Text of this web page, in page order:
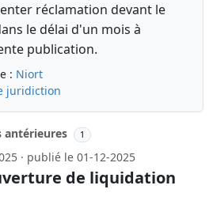
réclamation devant le
le délai d'un mois à
publication.
: Niort
juridiction
antérieures 1
· publié le 01-12-2025
de liquidation